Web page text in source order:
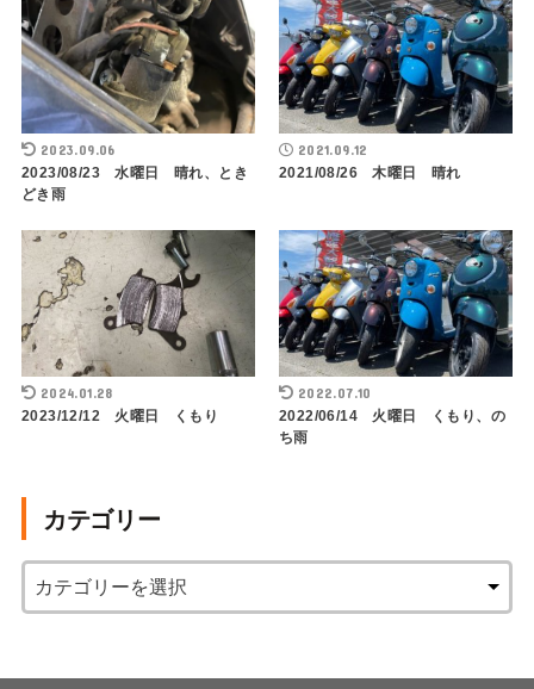
2023.09.06
2023/08/23 水曜日 晴れ、とき
どき雨
2021.09.12
2021/08/26 木曜日 晴れ
2024.01.28
2023/12/12 火曜日 くもり
2022.07.10
2022/06/14 火曜日 くもり、の
ち雨
カテゴリー